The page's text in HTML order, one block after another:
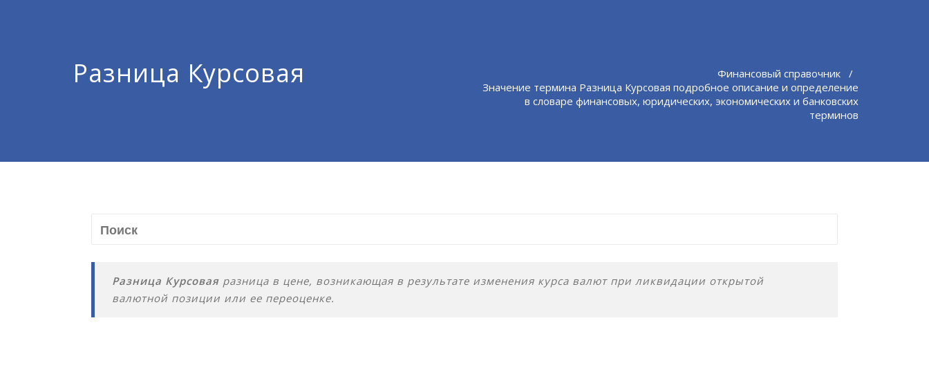
Разница Курсовая Финансовый справочник /
Значение термина Разница Курсовая подробное описание и определение
в словаре финансовых, юридических, экономических и банковских
терминов
Разница Курсоваяразница в цене, возникающая в результате изменения курса валют при ликвидации открытой
валютной позиции или ее переоценке.